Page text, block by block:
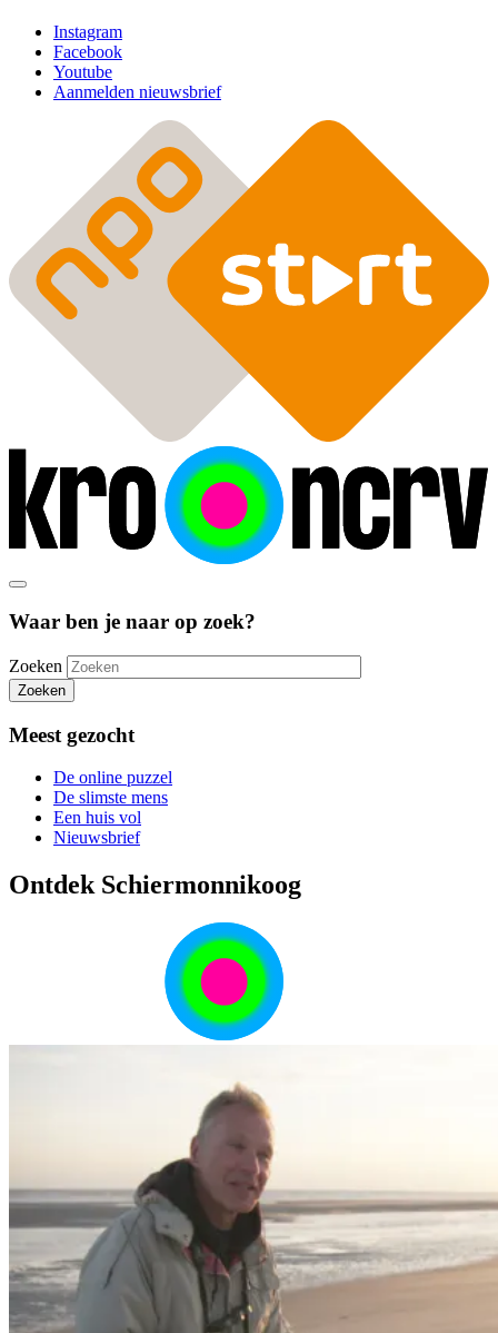
Instagram
Facebook
Youtube
Aanmelden nieuwsbrief
Waar ben je naar op zoek?
Zoeken
Zoeken
Meest gezocht
De online puzzel
De slimste mens
Een huis vol
Nieuwsbrief
Ontdek Schiermonnikoog